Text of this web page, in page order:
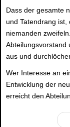
Dass der gesamte
und Tatendrang
niemanden
Abteilungsvorstand
aus und
Wer Interesse an
Entwicklung der
erreicht den